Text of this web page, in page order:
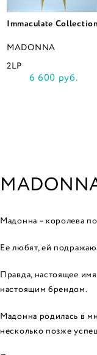
Immaculate Collection
MADONNA
2LP
6 600 руб.
Мадонна – королева
Ее любят, ей
Правда, настоящее
настоящим брендом.
Мадонна родилась в
несколько позже